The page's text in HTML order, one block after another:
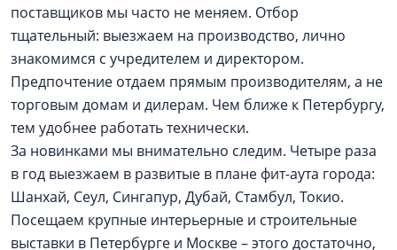
поставщиков мы часто не меняем. Отбор
тщательный: выезжаем на производство, лично
знакомимся с учредителем и директором.
Предпочтение отдаем прямым производителям, а не
торговым домам и дилерам. Чем ближе к Петербургу,
тем удобнее работать технически.
За новинками мы внимательно следим. Четыре раза
в год выезжаем в развитые в плане фит-аута города:
Шанхай, Сеул, Сингапур, Дубай, Стамбул, Токио.
Посещаем крупные интерьерные и строительные
выставки в Петербурге и Москве – этого достаточно,